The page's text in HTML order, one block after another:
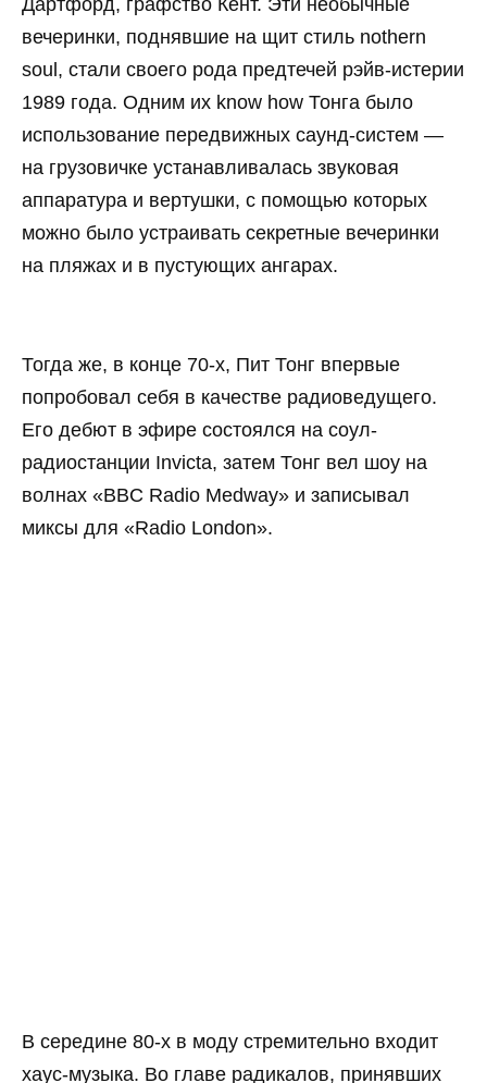
Дартфорд, графство Кент. Эти необычные
вечеринки, поднявшие на щит стиль nothern
soul, стали своего рода предтечей рэйв-истерии
1989 года. Одним их know how Тонга было
использование передвижных саунд-систем —
на грузовичке устанавливалась звуковая
аппаратура и вертушки, с помощью которых
можно было устраивать секретные вечеринки
на пляжах и в пустующих ангарах.
Тогда же, в конце 70-х, Пит Тонг впервые
попробовал себя в качестве радиоведущего.
Его дебют в эфире состоялся на соул-
радиостанции Invicta, затем Тонг вел шоу на
волнах «BBC Radio Medway» и записывал
миксы для «Radio London».
В середине 80-х в моду стремительно входит
хаус-музыка. Во главе радикалов, принявших